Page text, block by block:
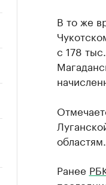
В то же
с 178
областям.
Ранее